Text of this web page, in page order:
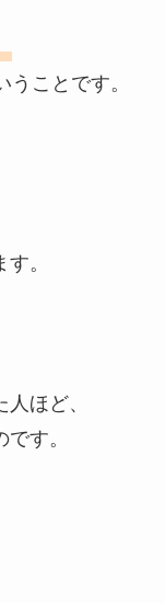
うことです。
。
ほど、
す。